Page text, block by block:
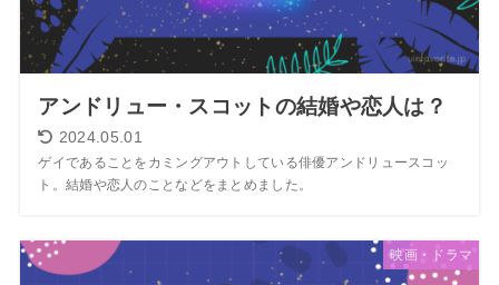
アンドリュー・スコットの結婚や恋人は？
2024.05.01
ゲイであることをカミングアウトしている俳優アンドリュースコッ
ト。結婚や恋人のことなどをまとめました。
映画・ドラマ